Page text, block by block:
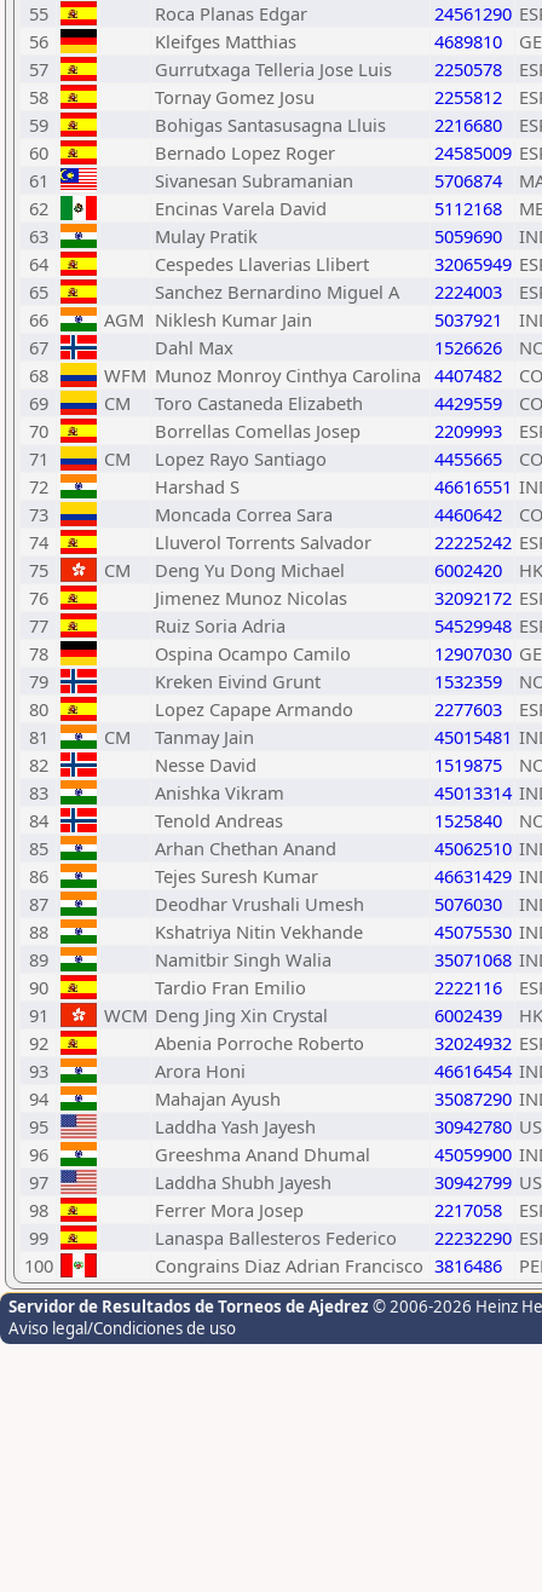
55
Roca Planas Edgar 24561290
56
Kleifges Matthias 4689810
57
Gurrutxaga Telleria Jose Luis 2250578
58
Tornay Gomez Josu 2255812
59
Bohigas Santasusagna Lluis 2216680
60
Bernado Lopez Roger 24585009
61
Sivanesan Subramanian 5706874
62
Encinas Varela David 5112168
63
Mulay Pratik 5059690
64
Cespedes Llaverias Llibert 32065949
65
Sanchez Bernardino Miguel A 2224003
66
AGM Niklesh Kumar Jain 5037921
67
Dahl Max 1526626
68
WFM Munoz Monroy Cinthya Carolina 4407482
69
CM Toro Castaneda Elizabeth 4429559
70
Borrellas Comellas Josep 2209993
71
CM Lopez Rayo Santiago 4455665
72
Harshad S 46616551
73
Moncada Correa Sara 4460642
74
Lluverol Torrents Salvador 22225242
75
CM Deng Yu Dong Michael 6002420
76
Jimenez Munoz Nicolas 32092172
77
Ruiz Soria Adria 54529948
78
Ospina Ocampo Camilo 12907030
79
Kreken Eivind Grunt 1532359
80
Lopez Capape Armando 2277603
81
CM Tanmay Jain 45015481
82
Nesse David 1519875
83
Anishka Vikram 45013314
84
Tenold Andreas 1525840
85
Arhan Chethan Anand 45062510
86
Tejes Suresh Kumar 46631429
87
Deodhar Vrushali Umesh 5076030
88
Kshatriya Nitin Vekhande 45075530
89
Namitbir Singh Walia 35071068
90
Tardio Fran Emilio 2222116
91
WCM Deng Jing Xin Crystal 6002439
92
Abenia Porroche Roberto 32024932
93
Arora Honi 46616454
94
Mahajan Ayush 35087290
95
Laddha Yash Jayesh 30942780
96
Greeshma Anand Dhumal 45059900
97
Laddha Shubh Jayesh 30942799
98
Ferrer Mora Josep 2217058
99
Lanaspa Ballesteros Federico 22232290
100
Congrains Diaz Adrian Francisco 3816486
Servidor de Resultados de Torneos de Ajedrez © 2006-2026 Heinz
Aviso legal/Condiciones de uso